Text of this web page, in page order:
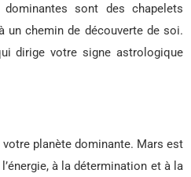
sont des chapelets
un chemin de découverte de soi.
dirige votre signe astrologique
planète dominante. Mars est
à la détermination et à la